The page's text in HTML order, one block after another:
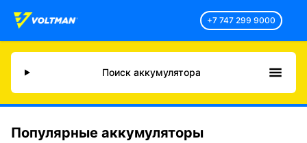
+7 747 299 9000
Поиск аккумулятора
Популярные аккумуляторы